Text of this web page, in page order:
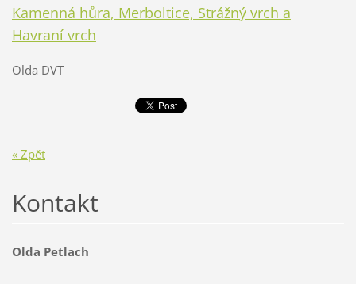
Kamenná hůra, Merboltice, Strážný vrch a
Havraní vrch
Olda DVT
« Zpět
Kontakt
Olda Petlach